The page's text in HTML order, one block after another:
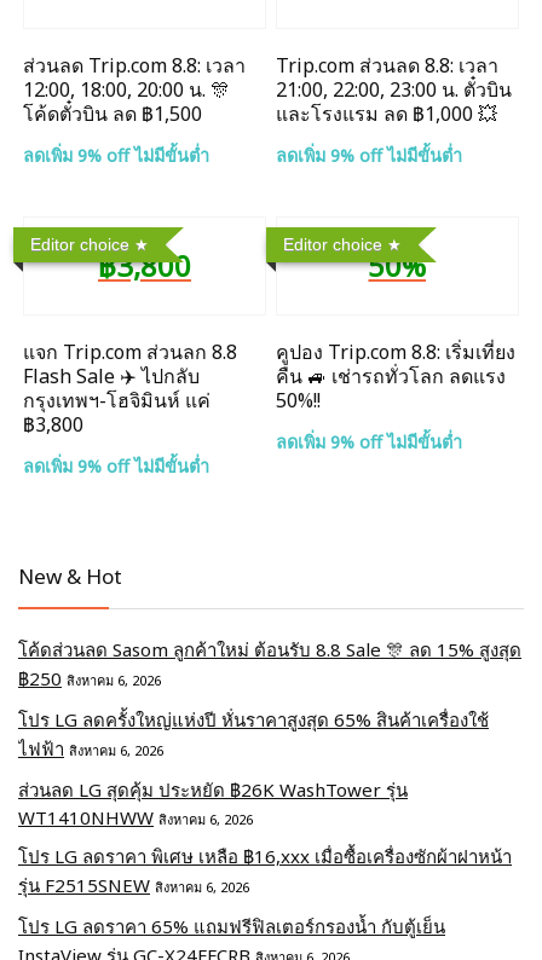
ส่วนลด Trip.com 8.8: เวลา
12:00, 18:00, 20:00 น. 🎊
โค้ดตั๋วบิน ลด ฿1,500
ลดเพิ่ม 9% off ไม่มีขั้นต่ำ
Trip.com ส่วนลด 8.8: เวลา
21:00, 22:00, 23:00 น. ตั๋วบิน
และโรงแรม ลด ฿1,000 💥
ลดเพิ่ม 9% off ไม่มีขั้นต่ำ
Editor choice
฿3,800
แจก Trip.com ส่วนลก 8.8
Flash Sale ✈️ ไปกลับ
กรุงเทพฯ-โฮจิมินห์ แค่
฿3,800
ลดเพิ่ม 9% off ไม่มีขั้นต่ำ
Editor choice
50%
คูปอง Trip.com 8.8: เริ่มเที่ยง
คืน 🚙 เช่ารถทั่วโลก ลดแรง
50%!!
ลดเพิ่ม 9% off ไม่มีขั้นต่ำ
New & Hot
โค้ดส่วนลด Sasom ลูกค้าใหม่ ต้อนรับ 8.8 Sale 🎊 ลด 15% สูงสุด
฿250 สิงหาคม 6, 2026
โปร LG ลดครั้งใหญ่แห่งปี หั่นราคาสูงสุด 65% สินค้าเครื่องใช้
ไฟฟ้า สิงหาคม 6, 2026
ส่วนลด LG สุดคุ้ม ประหยัด ฿26K WashTower รุ่น
WT1410NHWW สิงหาคม 6, 2026
โปร LG ลดราคา พิเศษ เหลือ ฿16,xxx เมื่อซื้อเครื่องซักผ้าฝาหน้า
รุ่น F2515SNEW สิงหาคม 6, 2026
โปร LG ลดราคา 65% แถมฟรีฟิลเตอร์กรองน้ำ กับตู้เย็น
InstaView รุ่น GC-X24FFCRB